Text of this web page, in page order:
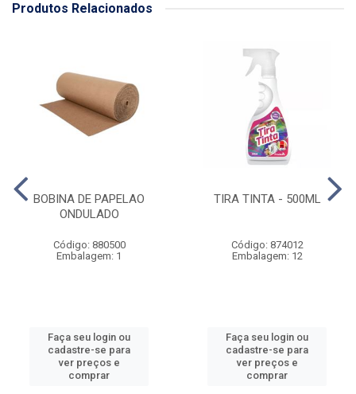
Produtos Relacionados
BOBINA DE PAPELAO
ONDULADO
Código: 880500
Embalagem: 1
Faça seu login ou
cadastre-se para
ver preços e
comprar
TIRA TINTA - 500ML
Código: 874012
Embalagem: 12
Faça seu login ou
cadastre-se para
ver preços e
comprar